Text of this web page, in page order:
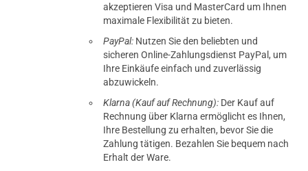
akzeptieren Visa und MasterCard um Ihnen
maximale Flexibilität zu bieten.
PayPal: Nutzen Sie den beliebten und
sicheren Online-Zahlungsdienst PayPal, um
Ihre Einkäufe einfach und zuverlässig
abzuwickeln.
Klarna (Kauf auf Rechnung): Der Kauf auf
Rechnung über Klarna ermöglicht es Ihnen,
Ihre Bestellung zu erhalten, bevor Sie die
Zahlung tätigen. Bezahlen Sie bequem nach
Erhalt der Ware.